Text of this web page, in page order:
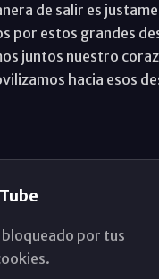
de salir es
por estos grandes
juntos nuestro
hacia esos
por tus